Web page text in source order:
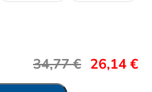
34,77€ 26,14€